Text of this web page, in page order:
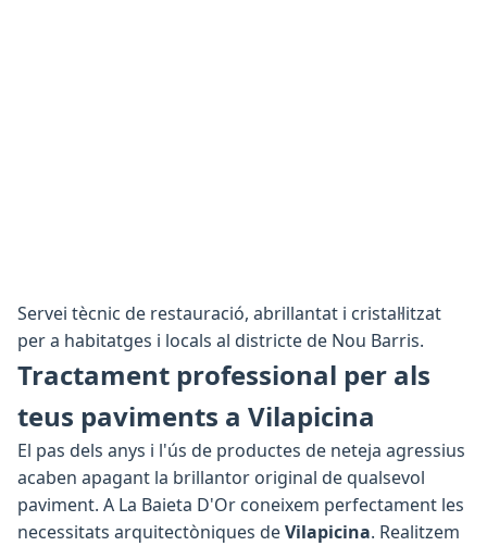
Servei tècnic de restauració, abrillantat i cristal·litzat
per a habitatges i locals al districte de Nou Barris.
Tractament professional per als
teus paviments a Vilapicina
El pas dels anys i l'ús de productes de neteja agressius
acaben apagant la brillantor original de qualsevol
paviment. A La Baieta D'Or coneixem perfectament les
necessitats arquitectòniques deVilapicina. Realitzem